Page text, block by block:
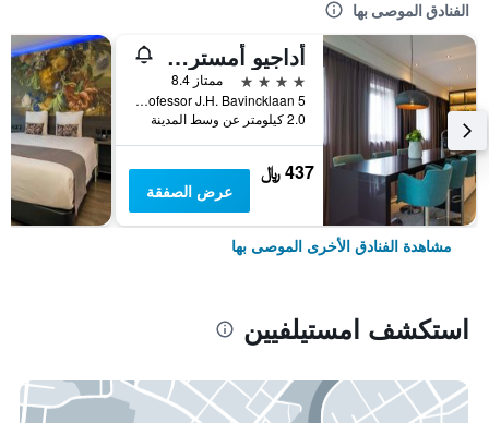
الفنادق الموصى بها
أداجيو أمستردام سيتي ساوث
4 نجوم
ممتاز 8.4
Professor J.H. Bavincklaan 5, امستيلفيين, مقاطعة شمال هولندا, هولندا
2.0 كيلومتر عن وسط المدينة
437 ﷼
عرض الصفقة
مشاهدة الفنادق الأخرى الموصى بها
استكشف امستيلفيين